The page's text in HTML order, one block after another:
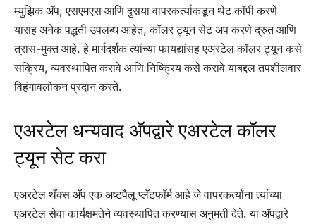
म्युझिक अ‍ॅप, एसएमएस आणि दुसर्‍या वापरकर्त्याकडून थेट कॉपी करणे
यासह अनेक पद्धती उपलब्ध आहेत, कॉलर ट्यून सेट अप करणे द्रुत आणि
त्रास-मुक्त आहे. हे मार्गदर्शक त्यांच्या फायद्यांसह एअरटेल कॉलर ट्यून कसे
सक्रिय, व्यवस्थापित करावे आणि निष्क्रिय कसे करावे याबद्दल तपशीलवार
विहंगावलोकन प्रदान करते.
एअरटेल धन्यवाद अ‍ॅपद्वारे एअरटेल कॉलर
ट्यून सेट करा
एअरटेल थँक्स अ‍ॅप एक अष्टपैलू प्लॅटफॉर्म आहे जे वापरकर्त्यांना त्यांच्या
एअरटेल सेवा कार्यक्षमतेने व्यवस्थापित करण्यास अनुमती देते. या अ‍ॅपद्वारे